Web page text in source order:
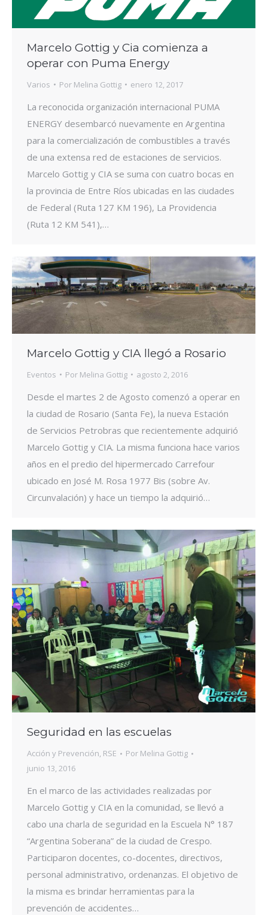
Marcelo Gottig y Cia comienza a
operar con Puma Energy
Varios Por Melina Gottig enero 12, 2017
La reconocida organización internacional PUMA
ENERGY desembarcó nuevamente en Argentina
para la comercialización de combustibles a través
de una extensa red de estaciones de servicios.
Marcelo Gottig y CIA se suma con cuatro bocas en
la provincia de Entre Ríos ubicadas en las ciudades
de Federal (Ruta 127 KM 196), La Providencia
(Ruta 12 KM 541),…
Marcelo Gottig y CIA llegó a Rosario
Eventos Por Melina Gottig agosto 2, 2016
Desde el martes 2 de Agosto comenzó a operar en
la ciudad de Rosario (Santa Fe), la nueva Estación
de Servicios Petrobras que recientemente adquirió
Marcelo Gottig y CIA. La misma funciona hace varios
años en el predio del hipermercado Carrefour
ubicado en José M. Rosa 1977 Bis (sobre Av.
Circunvalación) y hace un tiempo la adquirió…
Seguridad en las escuelas
Acción y Prevención, RSE Por Melina Gottig
junio 13, 2016
En el marco de las actividades realizadas por
Marcelo Gottig y CIA en la comunidad, se llevó a
cabo una charla de seguridad en la Escuela N° 187
“Argentina Soberana” de la ciudad de Crespo.
Participaron docentes, co-docentes, directivos,
personal administrativo, ordenanzas. El objetivo de
la misma es brindar herramientas para la
prevención de accidentes…